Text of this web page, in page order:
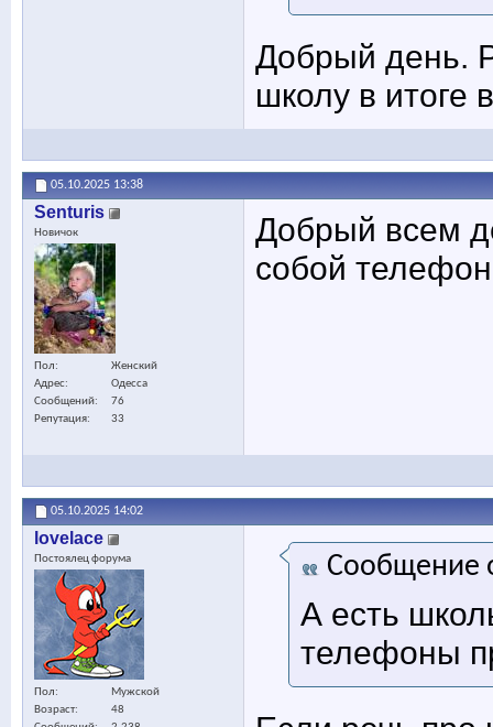
Добрый день.
школу в итоге
05.10.2025 13:38
Senturis
Новичок
Пол
Женский
Адрес
Одесса
Сообщений
76
Репутация
33
Добрый всем
собой
05.10.2025 14:02
lovelace
Постоялец форума
Пол
Мужской
Возраст
48
Сообщение
А есть
телефоны